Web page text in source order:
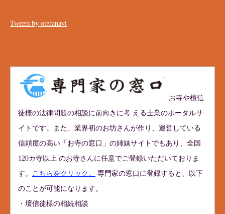
Tweets by oteranavi
お寺や檀信
徒様の法律問題の相談に前向きに考 える士業のポータルサ
イトです。また、業界初のお坊さんが作り、運営している
信頼度の高い「お寺の窓口」の姉妹サイトでもあり、全国
120カ寺以上 のお寺さんに任意でご登録いただいておりま
す。
こちらをクリック。
専門家の窓口に登録すると、以下
のことが可能になります。
・壇信徒様の相続相談